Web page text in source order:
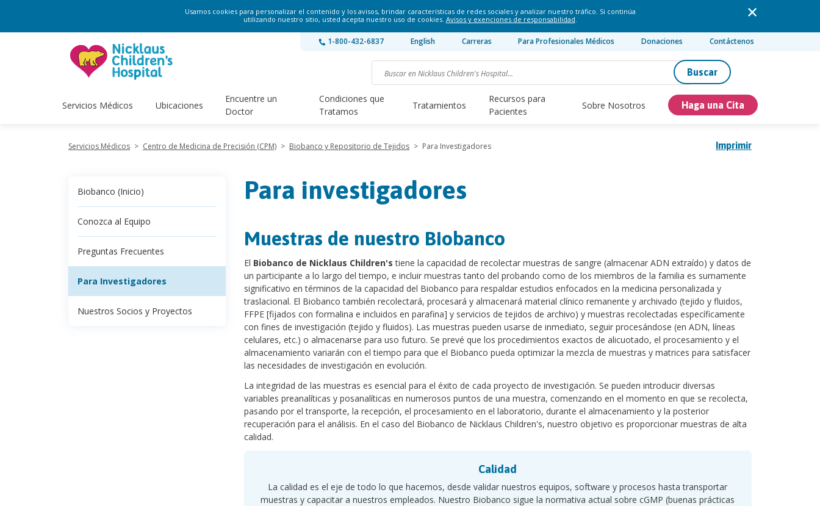
Usamos cookies para personalizar el contenido y los avisos, brindar características de redes sociales y analizar nuestro tráfico. Si continúa
utilizando nuestro sitio, usted acepta nuestro uso de cookies. Avisos y exenciones de responsabilidad.
1-800-432-6837 English Carreras Para Profesionales Médicos Donaciones Contáctenos
Buscar
Servicios Médicos Ubicaciones
Encuentre un
Doctor
Condiciones que
Tratamos
Tratamientos
Recursos para
Pacientes
Sobre Nosotros Haga una Cita
Imprimir
Servicios Médicos > Centro de Medicina de Precisión (CPM) > Biobanco y Repositorio de Tejidos > Para Investigadores
Biobanco (Inicio)
Conozca al Equipo
Preguntas Frecuentes
Para Investigadores
Nuestros Socios y Proyectos
Para investigadores
Muestras de nuestro Biobanco
El Biobanco de Nicklaus Children's tiene la capacidad de recolectar muestras de sangre (almacenar ADN extraído) y datos de
un participante a lo largo del tiempo, e incluir muestras tanto del probando como de los miembros de la familia es sumamente
significativo en términos de la capacidad del Biobanco para respaldar estudios enfocados en la medicina personalizada y
traslacional. El Biobanco también recolectará, procesará y almacenará material clínico remanente y archivado (tejido y fluidos,
FFPE [fijados con formalina e incluidos en parafina] y servicios de tejidos de archivo) y muestras recolectadas específicamente
con fines de investigación (tejido y fluidos). Las muestras pueden usarse de inmediato, seguir procesándose (en ADN, líneas
celulares, etc.) o almacenarse para uso futuro. Se prevé que los procedimientos exactos de alicuotado, el procesamiento y el
almacenamiento variarán con el tiempo para que el Biobanco pueda optimizar la mezcla de muestras y matrices para satisfacer
las necesidades de investigación en evolución.
La integridad de las muestras es esencial para el éxito de cada proyecto de investigación. Se pueden introducir diversas
variables preanalíticas y posanalíticas en numerosos puntos de una muestra, comenzando en el momento en que se recolecta,
pasando por el transporte, la recepción, el procesamiento en el laboratorio, durante el almacenamiento y la posterior
recuperación para el análisis. En el caso del Biobanco de Nicklaus Children's, nuestro objetivo es proporcionar muestras de alta
calidad.
Calidad
La calidad es el eje de todo lo que hacemos, desde validar nuestros equipos, software y procesos hasta transportar
muestras y capacitar a nuestros empleados. Nuestro Biobanco sigue la normativa actual sobre cGMP (buenas prácticas